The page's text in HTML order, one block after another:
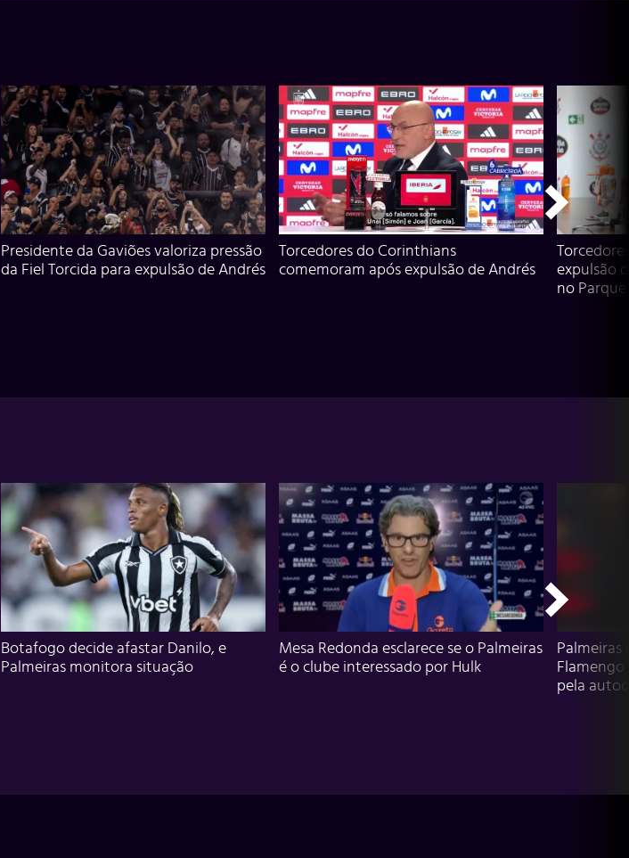
Presidente da Gaviões valoriza pressão
da Fiel Torcida para expulsão de Andrés
Torcedores do Corinthians
comemoram após expulsão de Andrés
expulsão
no Parque
Botafogo decide afastar Danilo, e
Palmeiras monitora situação
Mesa Redonda esclarece se o Palmeiras
é o clube interessado por Hulk
Flamengo
pela